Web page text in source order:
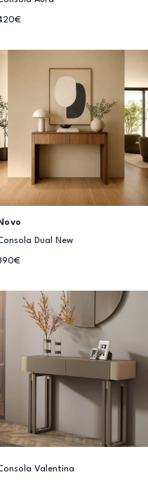
Dual New
Valentina